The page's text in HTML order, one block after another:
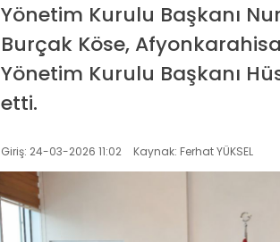
Yönetim Kurulu Başkanı
Burçak Köse,
Yönetim Kurulu Başkanı
etti.
Giriş: 24-03-2026 11:02 Kaynak: Ferhat YÜKSEL